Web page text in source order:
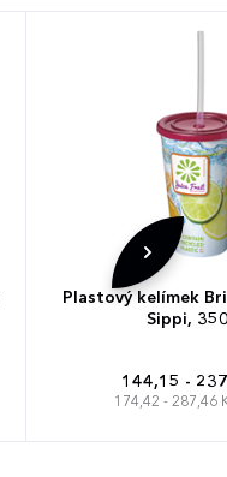
Plastový kelímek
Sippi,
144,15 -
174,42 - 287,46